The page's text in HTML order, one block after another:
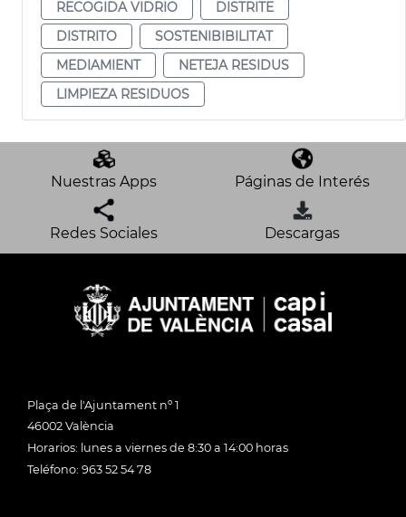
RECOGIDA VIDRIO
DISTRITE
DISTRITO
SOSTENIBIBILITAT
MEDIAMIENT
NETEJA RESIDUS
LIMPIEZA RESIDUOS
Nuestras Apps Páginas de Interés
Redes Sociales Descargas
Plaça de l'Ajuntament nº 1
46002 València
Horarios: lunes a viernes de 8:30 a 14:00 horas
Teléfono: 963 52 54 78